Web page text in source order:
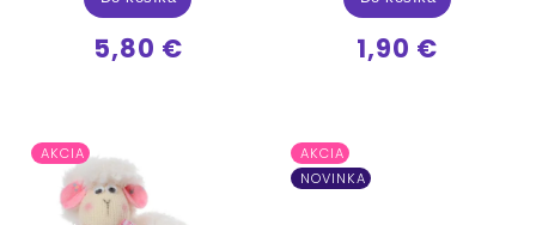
5,80 € 1,90 €
AKCIA
AKCIA
NOVINKA